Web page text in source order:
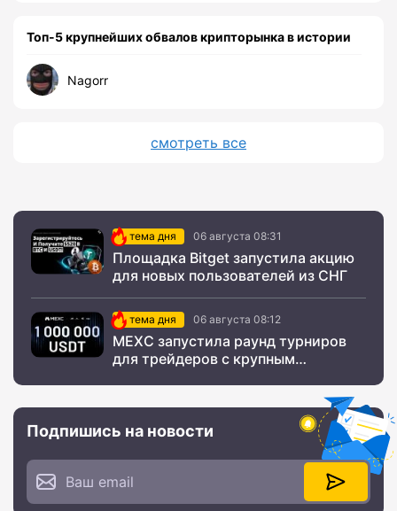
Топ-5 крупнейших обвалов крипторынка в истории
Nagorr
смотреть все
тема дня 06 августа 08:31
Площадка Bitget запустила акцию
для новых пользователей из СНГ
тема дня 06 августа 08:12
MEXC запустила раунд турниров
для трейдеров с крупным
Подпишись на новости